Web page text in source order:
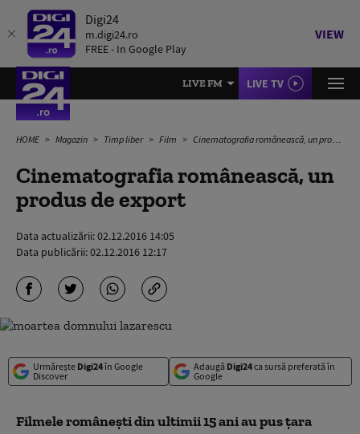
Digi24
m.digi24.ro
FREE - In Google Play
VIEW
LIVE FM LIVE TV
HOME Magazin Timp liber Film Cinematografia românească, un produs de export
Cinematografia românească, un
produs de export
Data actualizării:02.12.2016 14:05
Data publicării:02.12.2016 12:17
Urmărește Digi24în Google
Discover
Adaugă Digi24ca sursă preferată în
Google
Filmele românești din ultimii 15 ani au pus țara